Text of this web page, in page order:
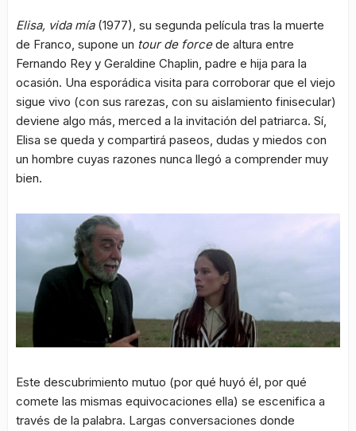
Elisa, vida mía(1977), su segunda película tras la muerte
de Franco, supone un tour de forcede altura entre
Fernando Rey y Geraldine Chaplin, padre e hija para la
ocasión. Una esporádica visita para corroborar que el viejo
sigue vivo (con sus rarezas, con su aislamiento finisecular)
deviene algo más, merced a la invitación del patriarca. Sí,
Elisa se queda y compartirá paseos, dudas y miedos con
un hombre cuyas razones nunca llegó a comprender muy
bien.
Este descubrimiento mutuo (por qué huyó él, por qué
comete las mismas equivocaciones ella) se escenifica a
través de la palabra. Largas conversaciones donde